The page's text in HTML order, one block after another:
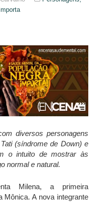
diversos personagens
(síndrome de Down) e
o intuito de mostrar às
normal e natural.
Milena, a primeira
Mônica. A nova integrante